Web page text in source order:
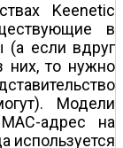
Keenetic
в
(а если вдруг
них, то нужно
Модели
адрес на
используется